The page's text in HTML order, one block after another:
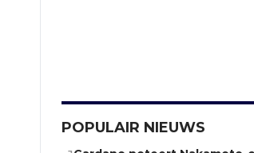
POPULAIR NIEUWS